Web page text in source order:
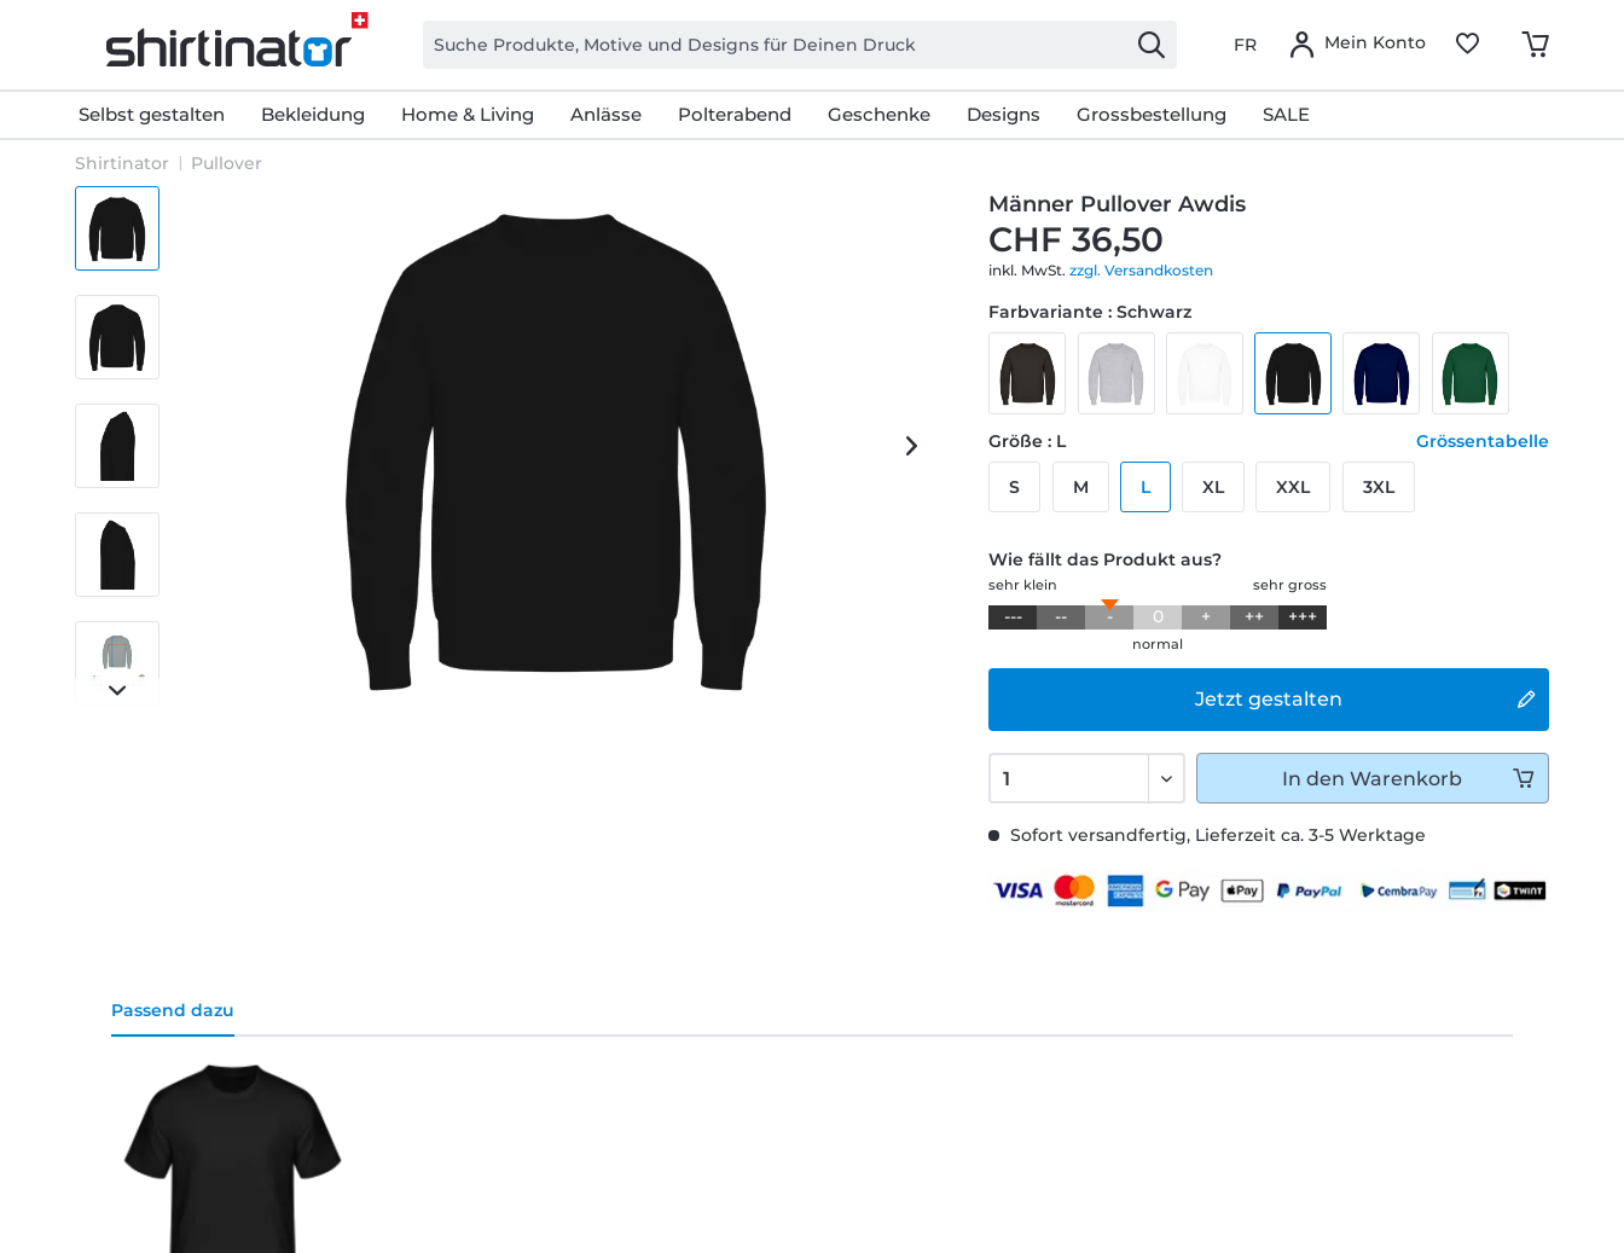
FR Mein Konto
Selbst gestalten Bekleidung Home & Living Anlässe Polterabend Geschenke Designs Grossbestellung SALE
Shirtinator Pullover
Männer Pullover Awdis
CHF 36,50
inkl. MwSt.zzgl. Versandkosten
Sofort versandfertig, Lieferzeit ca. 3-5 Werktage
Jetzt gestalten
Farbvariante : Schwarz
Größe : L Grössentabelle
S M L XL XXL 3XL
Wie fällt das Produkt aus?
sehr gross
sehr klein
--- -- - 0 + ++ +++
normal
In den Warenkorb
Passend dazu